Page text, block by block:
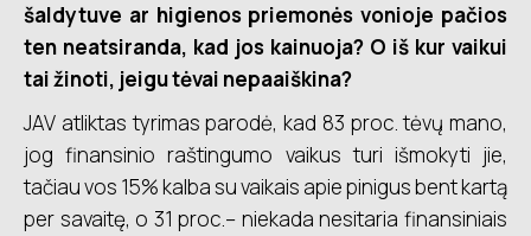
šaldytuve ar higienos priemonės vonioje pačios
ten neatsiranda, kad jos kainuoja? O iš kur vaikui
tai žinoti, jeigu tėvai nepaaiškina?
JAV atliktas tyrimas parodė, kad 83 proc. tėvų mano,
jog finansinio raštingumo vaikus turi išmokyti jie,
tačiau vos 15% kalba su vaikais apie pinigus bent kartą
per savaitę, o 31 proc.– niekada nesitaria finansiniais